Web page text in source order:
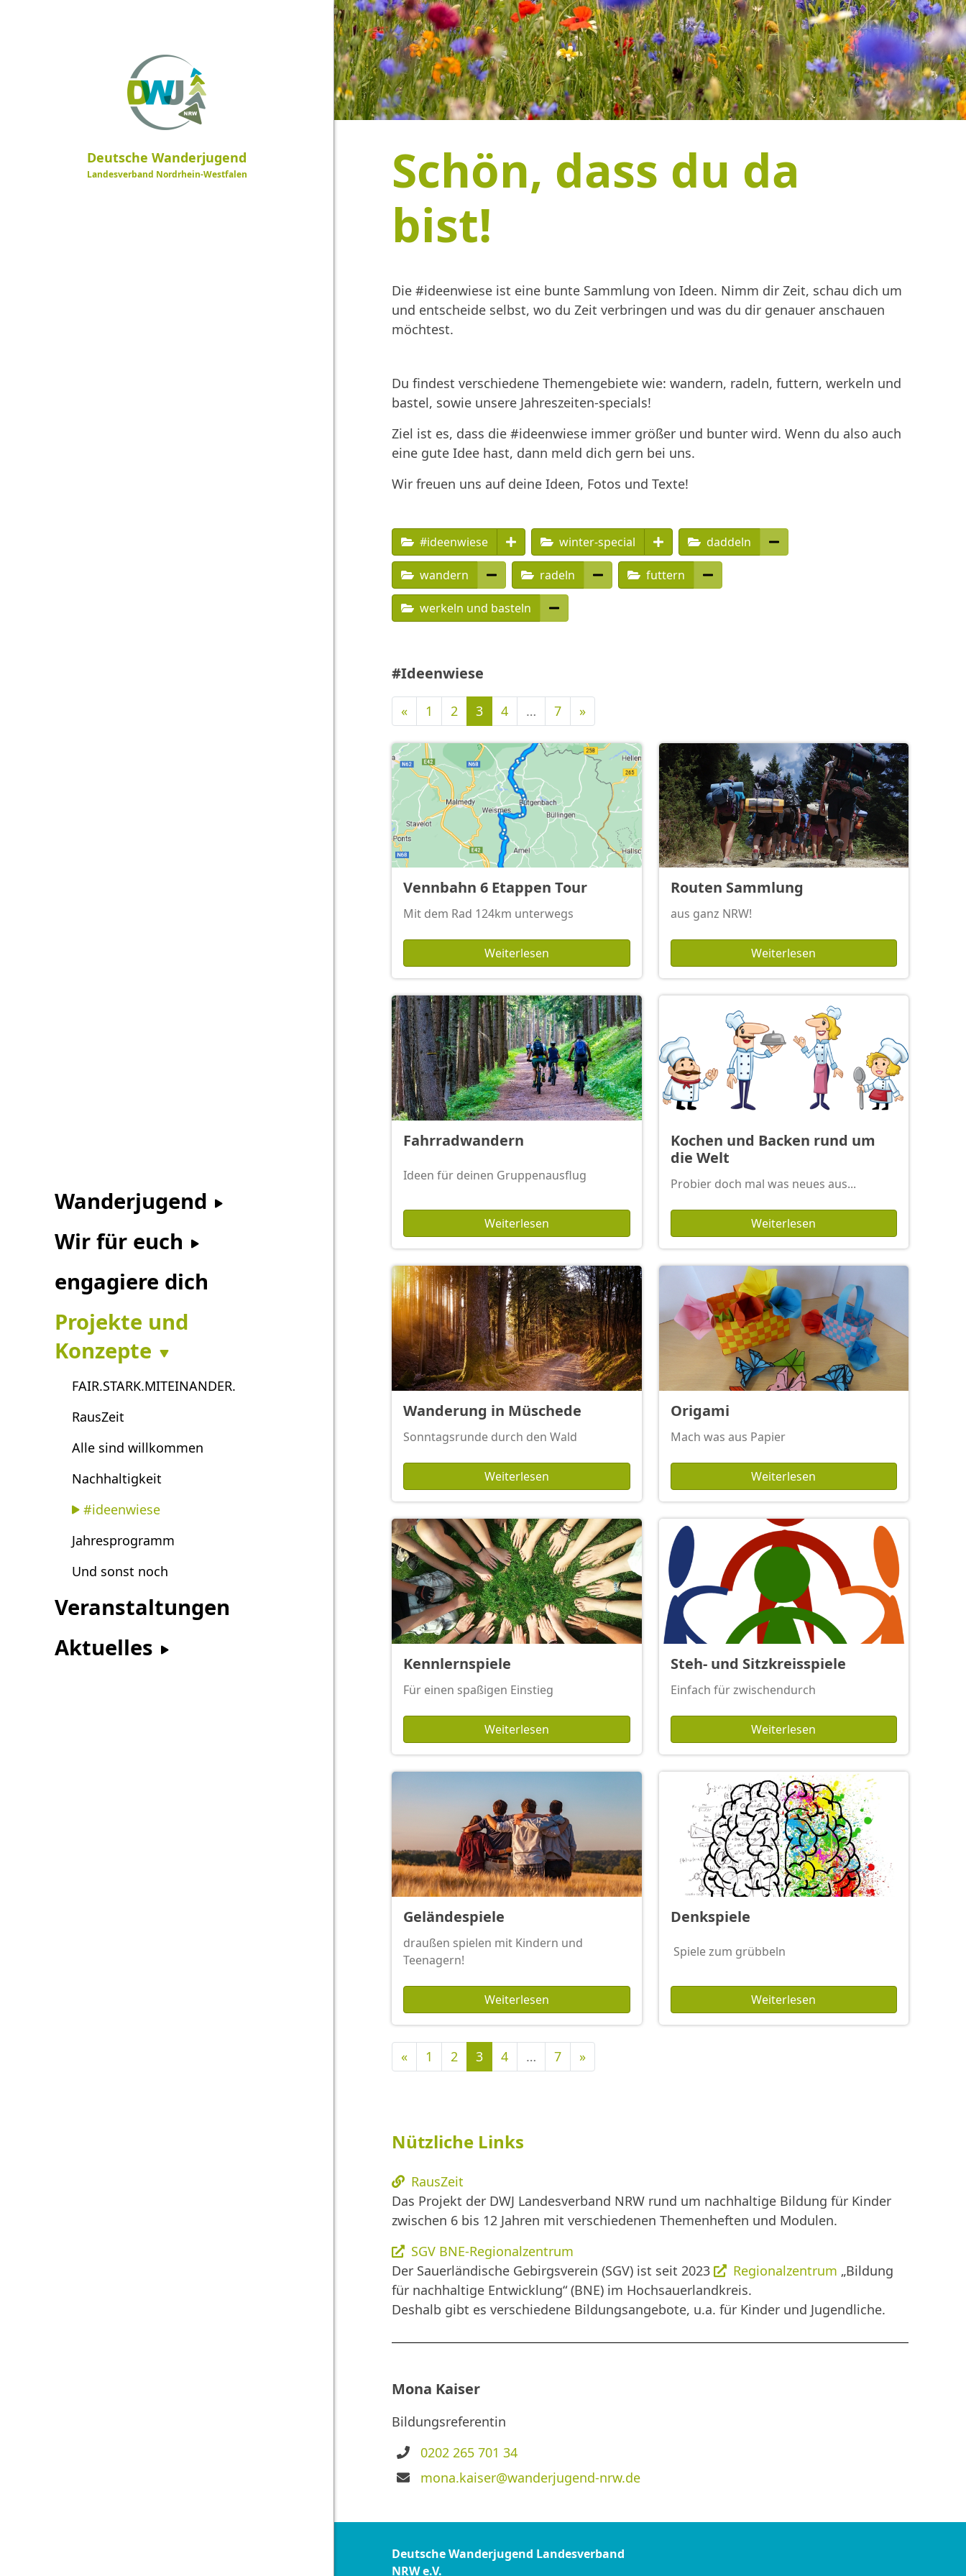
Deutsche Wanderjugend
Landesverband Nordrhein-Westfalen
Wanderjugend
Wir für euch
engagiere dich
Projekte und
Konzepte
FAIR.STARK.MITEINANDER.
RausZeit
Alle sind willkommen
Nachhaltigkeit
#ideenwiese
Jahresprogramm
Und sonst noch
Veranstaltungen
Aktuelles
Schön, dass du da
bist!
Die #ideenwiese ist eine bunte Sammlung von Ideen. Nimm dir Zeit, schau dich um
und entscheide selbst, wo du Zeit verbringen und was du dir genauer anschauen
möchtest.
Nützliche Links
RausZeit
Das Projekt der DWJ Landesverband NRW rund um nachhaltige Bildung für Kinder
zwischen 6 bis 12 Jahren mit verschiedenen Themenheften und Modulen.
SGV BNE-Regionalzentrum
Der Sauerländische Gebirgsverein (SGV) ist seit 2023
Regionalzentrum „Bildung
für nachhaltige Entwicklung“ (BNE) im Hochsauerlandkreis.
Deshalb gibt es verschiedene Bildungsangebote, u.a. für Kinder und Jugendliche.
Mona Kaiser
Bildungsreferentin
Telefon
0202 265 701 34
E-
mona.kaiser@wanderjugend-nrw.de
Du findest verschiedene Themengebiete wie: wandern, radeln, futtern, werkeln und
bastel, sowie unsere Jahreszeiten-specials!
Ziel ist es, dass die #ideenwiese immer größer und bunter wird. Wenn du also auch
eine gute Idee hast, dann meld dich gern bei uns.
Wir freuen uns auf deine Ideen, Fotos und Texte!
#ideenwiese winter-special daddeln
wandern radeln futtern
werkeln und basteln
#Ideenwiese
«Vorherige
1 2 3 4 … 7 »Nächste
Vennbahn 6 Etappen Tour
Mit dem Rad 124km unterwegs
Weiterlesen
Routen Sammlung
aus ganz NRW!
Weiterlesen
Fahrradwandern
Ideen für deinen Gruppenausflug
Weiterlesen
Kochen und Backen rund um
die Welt
Probier doch mal was neues aus...
Weiterlesen
Wanderung in Müschede
Sonntagsrunde durch den Wald
Weiterlesen
Origami
Mach was aus Papier
Weiterlesen
Kennlernspiele
Für einen spaßigen Einstieg
Weiterlesen
Steh- und Sitzkreisspiele
Einfach für zwischendurch
Weiterlesen
Geländespiele
draußen spielen mit Kindern und
Teenagern!
Weiterlesen
Denkspiele
Spiele zum grübbeln
Weiterlesen
«Vorherige
1 2 3 4 … 7 »Nächste
Deutsche Wanderjugend Landesverband
NRW e.V.